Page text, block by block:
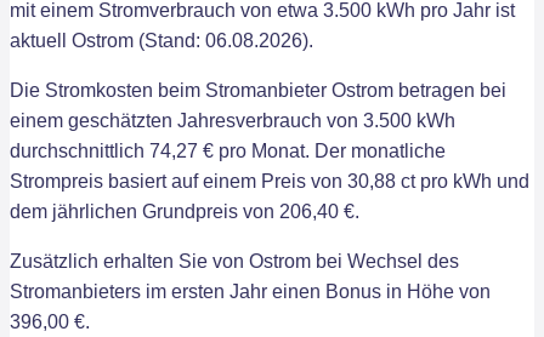
mit einem Stromverbrauch von etwa 3.500 kWh pro Jahr ist
aktuell Ostrom (Stand: 06.08.2026).
Die Stromkosten beim Stromanbieter Ostrom betragen bei
einem geschätzten Jahresverbrauch von 3.500 kWh
durchschnittlich 74,27 € pro Monat. Der monatliche
Strompreis basiert auf einem Preis von 30,88 ct pro kWh und
dem jährlichen Grundpreis von 206,40 €.
Zusätzlich erhalten Sie von Ostrom bei Wechsel des
Stromanbieters im ersten Jahr einen Bonus in Höhe von
396,00 €.